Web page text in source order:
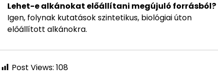
Lehet-e alkánokat előállítani megújuló forrásból?
Igen, folynak kutatások szintetikus, biológiai úton
előállított alkánokra.
Post Views: 108